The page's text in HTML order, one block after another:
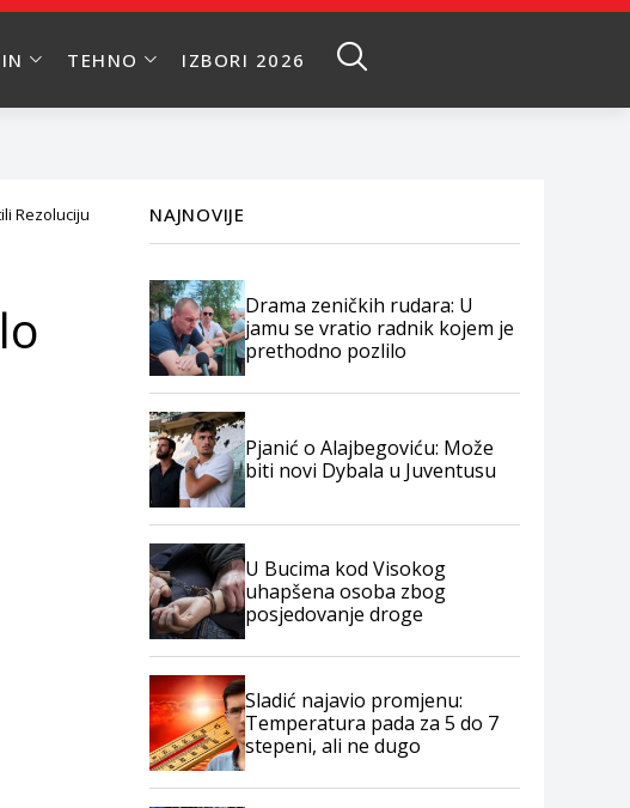
TEHNO IZBORI 2026
Rezoluciju NAJNOVIJE
Drama zeničkih rudara: U
jamu se vratio radnik kojem je
prethodno pozlilo
Pjanić o Alajbegoviću: Može
biti novi Dybala u Juventusu
U Bucima kod Visokog
uhapšena osoba zbog
posjedovanje droge
Sladić najavio promjenu:
Temperatura pada za 5 do 7
stepeni, ali ne dugo